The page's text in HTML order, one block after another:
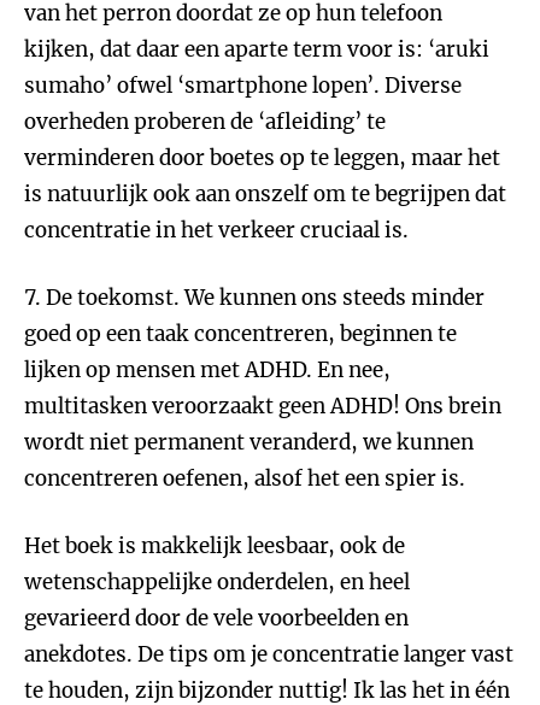
van het perron doordat ze op hun telefoon
kijken, dat daar een aparte term voor is: ‘aruki
sumaho’ ofwel ‘smartphone lopen’. Diverse
overheden proberen de ‘afleiding’ te
verminderen door boetes op te leggen, maar het
is natuurlijk ook aan onszelf om te begrijpen dat
concentratie in het verkeer cruciaal is.
7. De toekomst. We kunnen ons steeds minder
goed op een taak concentreren, beginnen te
lijken op mensen met ADHD. En nee,
multitasken veroorzaakt geen ADHD! Ons brein
wordt niet permanent veranderd, we kunnen
concentreren oefenen, alsof het een spier is.
Het boek is makkelijk leesbaar, ook de
wetenschappelijke onderdelen, en heel
gevarieerd door de vele voorbeelden en
anekdotes. De tips om je concentratie langer vast
te houden, zijn bijzonder nuttig! Ik las het in één